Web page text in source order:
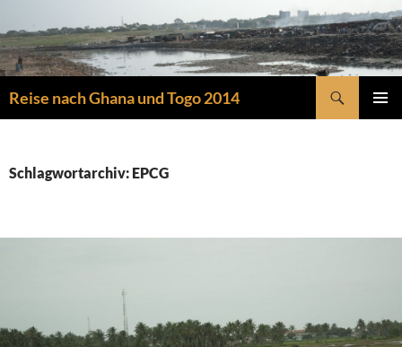
Inhalt
springen
Reise nach Ghana und Togo 2014
Schlagwortarchiv: EPCG